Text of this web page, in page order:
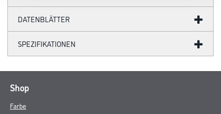
DATENBLÄTTER
SPEZIFIKATIONEN
Shop
Farbe